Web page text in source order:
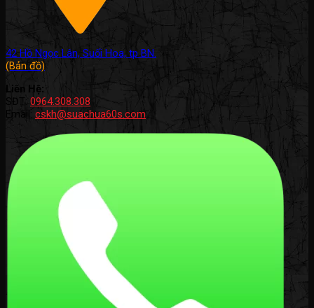
42 Hồ Ngọc Lân, Suối Hoa, tp BN.
(Bản đồ)
Liên Hệ:
SĐT: 0964.308.308
Email: cskh@suachua60s.com